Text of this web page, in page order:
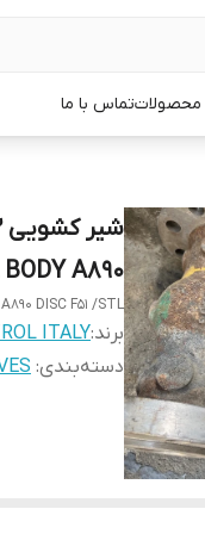
تماس با ما
A890
DISC F51 /STL
برند:ITALY
دسته‌بندی: